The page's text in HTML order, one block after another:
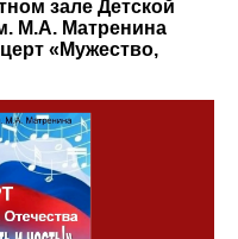
зале Детской
М.А. Матренина
«Мужество,